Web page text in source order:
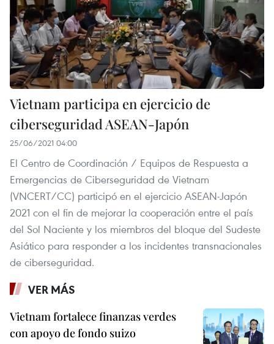
Vietnam participa en ejercicio de
ciberseguridad ASEAN-Japón
25/06/2021 04:00
El Centro de Coordinación / Equipos de Respuesta a
Emergencias de Ciberseguridad de Vietnam
(VNCERT/CC) participó en el ejercicio ASEAN-Japón
2021 con el fin de mejorar la cooperación entre el país
del Sol Naciente y los miembros del bloque del Sudeste
Asiático para responder a los incidentes transnacionales
de ciberseguridad.
VER MÁS
Vietnam fortalece finanzas verdes
con apoyo de fondo suizo